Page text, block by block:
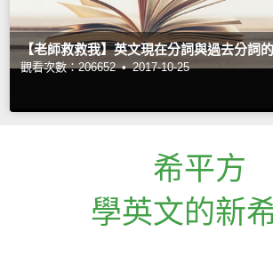
【老師救救我】英文現在分詞與過去分詞
觀看次數：206652 • 2017-10-25
希平方
學英文的新